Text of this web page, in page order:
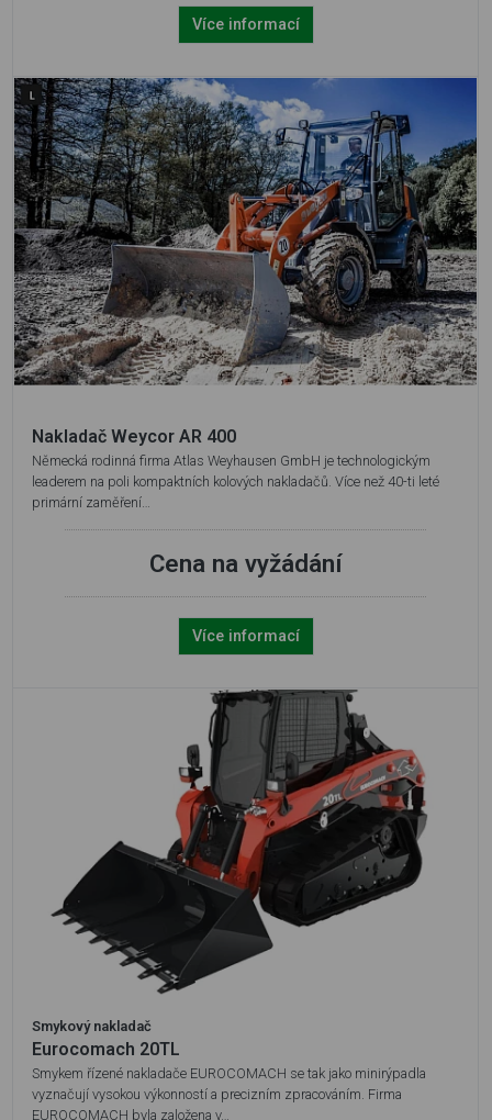
Více informací
Nakladač Weycor AR 400
Německá rodinná firma Atlas Weyhausen GmbH je technologickým
leaderem na poli kompaktních kolových nakladačů. Více než 40-ti leté
primární zaměření…
Cena na vyžádání
Více informací
Smykový nakladač
Eurocomach 20TL
Smykem řízené nakladače EUROCOMACH se tak jako minirýpadla
vyznačují vysokou výkonností a precizním zpracováním. Firma
EUROCOMACH byla založena v…